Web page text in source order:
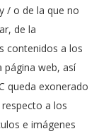
/ o de la que no
de la
contenidos a los
página web, así
queda exonerado
a los
e imágenes